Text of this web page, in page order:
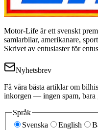
Motor-Life är ett svenskt
samlarbilar, amerikanare,
Skrivet av entusiaster för
Nyhetsbrev
Få våra bästa artiklar om
inkorgen — ingen spam, bara
Språk
Svenska
English